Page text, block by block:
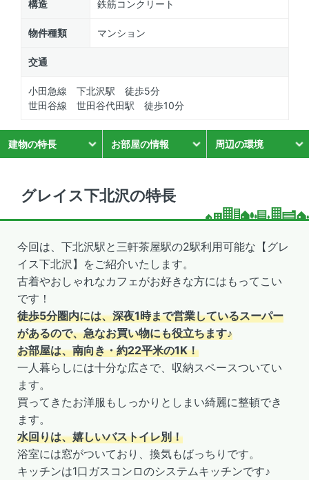
構造 鉄筋コンクリート
物件種類 マンション
交通
小田急線 下北沢駅 徒歩5分
世田谷線 世田谷代田駅 徒歩10分
建物の特長 お部屋の情報 周辺の環境
グレイス下北沢の特長
今回は、下北沢駅と三軒茶屋駅の2駅利用可能な【グレ
イス下北沢】をご紹介いたします。
古着やおしゃれなカフェがお好きな方にはもってこい
です！
徒歩5分圏内には、深夜1時まで営業しているスーパー
があるので、急なお買い物にも役立ちます♪
お部屋は、南向き・約22平米の1K！
一人暮らしには十分な広さで、収納スペースついてい
ます。
買ってきたお洋服もしっかりとしまい綺麗に整頓でき
ます。
水回りは、嬉しいバストイレ別！
浴室には窓がついており、換気もばっちりです。
キッチンは1口ガスコンロのシステムキッチンです♪